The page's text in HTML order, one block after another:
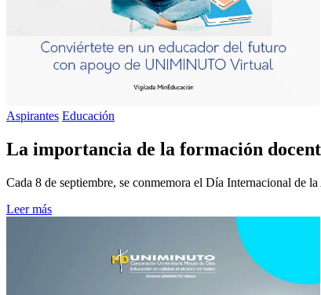
Aspirantes Educación
La importancia de la formación
Cada 8 de septiembre, se conmemora el Día Internacional de
Leer más